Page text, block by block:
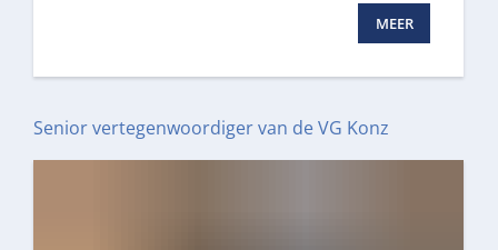
MEER
Senior vertegenwoordiger van de VG Konz